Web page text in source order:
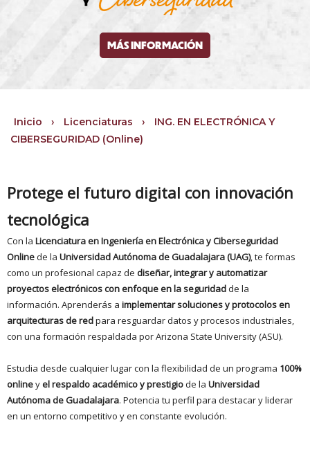
MÁS INFORMACIÓN
Inicio › Licenciaturas ›
ING. EN ELECTRÓNICA Y
CIBERSEGURIDAD (Online)
Protege el futuro digital con innovación
tecnológica
Con la Licenciatura en Ingeniería en Electrónica y Ciberseguridad
Onlinede la Universidad Autónoma de Guadalajara (UAG), te formas
como un profesional capaz de diseñar, integrar y automatizar
proyectos electrónicos con enfoque en la seguridadde la
información. Aprenderás a implementar soluciones y protocolos en
arquitecturas de redpara resguardar datos y procesos industriales,
con una formación respaldada por Arizona State University (ASU).
Estudia desde cualquier lugar con la flexibilidad de un programa 100%
onlineyel respaldo académico y prestigiode la Universidad
Autónoma de Guadalajara. Potencia tu perfil para destacar y liderar
en un entorno competitivo y en constante evolución.